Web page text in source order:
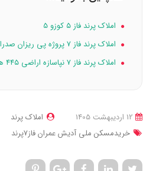
املاک پرند فاز ۵ کوزو 5
املاک پرند فاز ۷ پروژه پی ریزان صدرا
املاک پرند فاز ۷ نپاسازه اراضی ۴۴۵ هکتاری
املاک پرند
خریدمسکن ملی آدیش عمران فاز7پرند